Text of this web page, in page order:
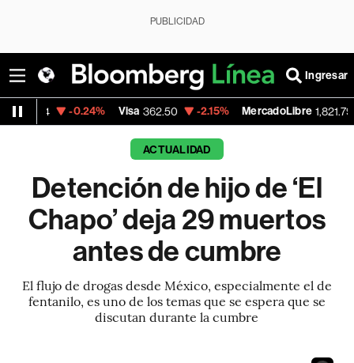
PUBLICIDAD
Ingresar
-0.24% Visa 362.50 -2.15% MercadoLibre 1,821.795 -
ACTUALIDAD
Detención de hijo de ‘El
Chapo’ deja 29 muertos
antes de cumbre
El flujo de drogas desde México, especialmente el de
fentanilo, es uno de los temas que se espera que se
discutan durante la cumbre